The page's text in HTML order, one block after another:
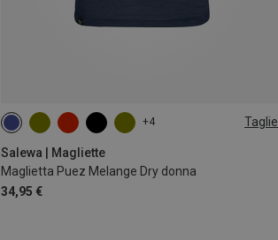
+4 Taglie
Salewa | Magliette
Maglietta Puez Melange Dry donna
34,95 €
S M L XL XXL